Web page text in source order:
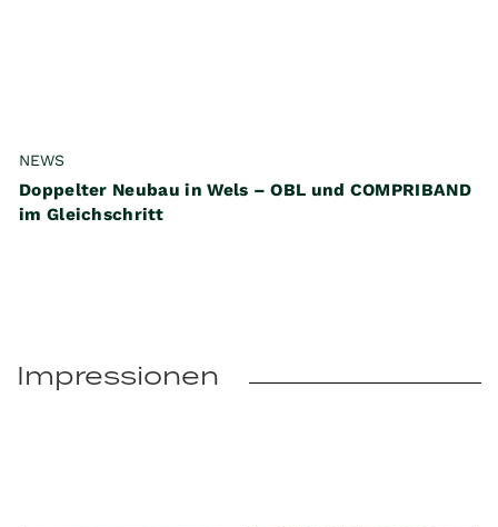
NEWS
Doppelter Neubau in Wels – OBL und COMPRIBAND
im Gleichschritt
Impressionen